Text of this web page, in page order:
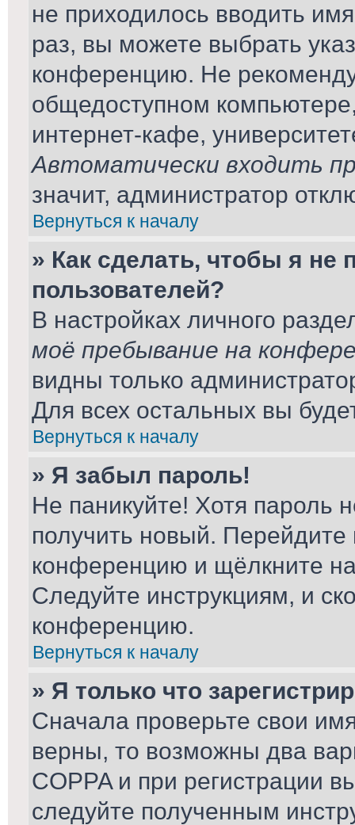
не приходилось вводить
раз, вы можете выбрать
конференцию. Не
общедоступном
интернет-кафе,
Автоматически входить
значит, администратор
Вернуться к началу
» Как сделать, чтобы я не
пользователей?
В настройках личного
моё пребывание на
видны только
Для всех остальных вы
Вернуться к началу
» Я забыл пароль!
Не паникуйте! Хотя пароль
получить новый. Перейдите
конференцию и щёлкните
Следуйте инструкциям, и
конференцию.
Вернуться к началу
» Я только что
Сначала проверьте свои
верны, то возможны два
COPPA и при регистрации
следуйте полученным